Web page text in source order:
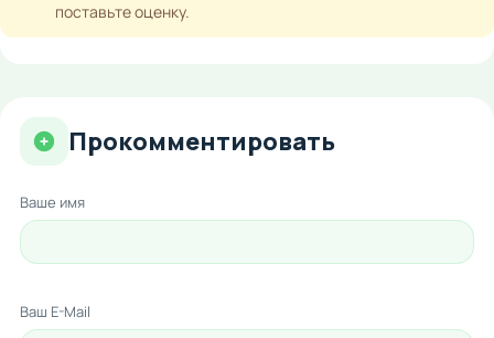
поставьте оценку.
Прокомментировать
Ваше имя
Ваш E-Mail